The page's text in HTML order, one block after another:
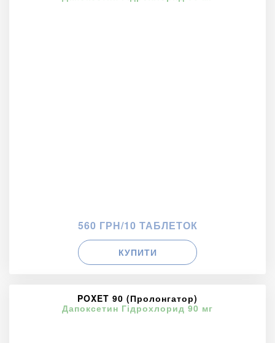
560 ГРН/10 ТАБЛЕТОК
КУПИТИ
POXET 90 (Пролонгатор)
Дапоксетин Гідрохлорид 90 мг